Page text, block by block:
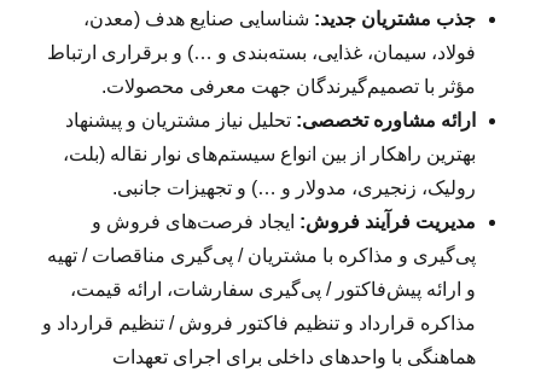
جذب مشتریان جدید: شناسایی صنایع هدف (معدن،
فولاد، سیمان، غذایی، بسته‌بندی و …) و برقراری ارتباط
مؤثر با تصمیم‌گیرندگان جهت معرفی محصولات.
ارائه مشاوره تخصصی: تحلیل نیاز مشتریان و پیشنهاد
بهترین راهکار از بین انواع سیستم‌های نوار نقاله (بلت،
رولیک، زنجیری، مدولار و …) و تجهیزات جانبی.
مدیریت فرآیند فروش: ایجاد فرصت‌های فروش و
پی‌گیری و مذاکره با مشتریان / پی‌گیری مناقصات / تهیه
و ارائه پیش‌فاکتور / پی‌گیری سفارشات، ارائه قیمت،
مذاکره قرارداد و تنظیم فاکتور فروش / تنظیم قرارداد و
هماهنگی با واحدهای داخلی برای اجرای تعهدات